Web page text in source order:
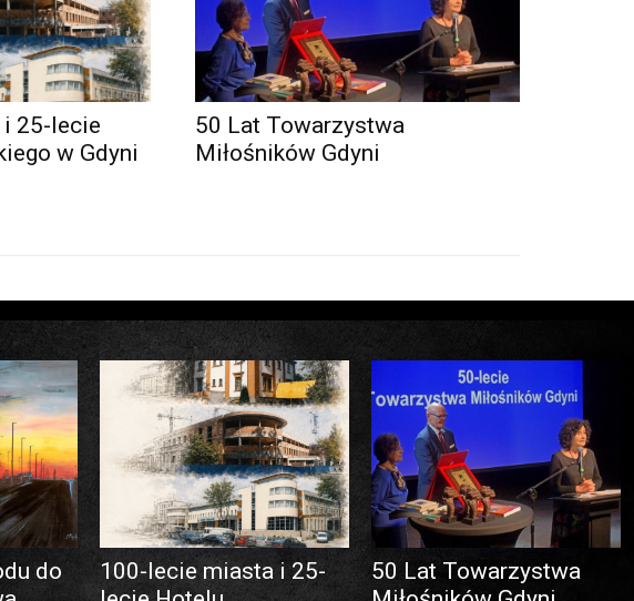
25-lecie
w Gdyni
50 Lat Towarzystwa
Miłośników Gdyni
do
100-lecie miasta i 25-
50 Lat Towarzystwa